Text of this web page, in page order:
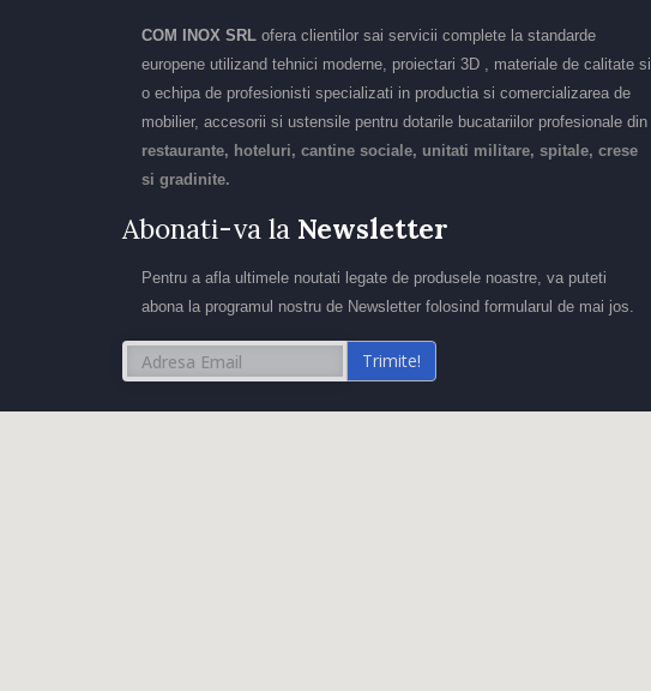
COM INOX SRL ofera clientilor sai servicii complete la standarde
europene utilizand tehnici moderne, proiectari 3D , materiale de calitate si
o echipa de profesionisti specializati in productia si comercializarea de
mobilier, accesorii si ustensile pentru dotarile bucatariilor profesionale din
restaurante, hoteluri, cantine sociale, unitati militare, spitale, crese
si gradinite.
Abonati-va la Newsletter
Pentru a afla ultimele noutati legate de produsele noastre, va puteti
abona la programul nostru de Newsletter folosind formularul de mai jos.
Trimite!